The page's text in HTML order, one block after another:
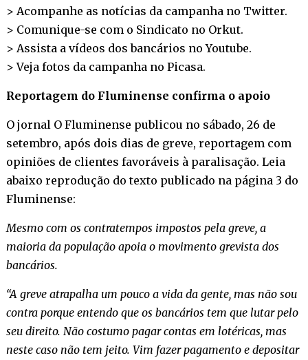
> Acompanhe as notícias da campanha no Twitter.
> Comunique-se com o Sindicato no Orkut.
> Assista a vídeos dos bancários noYoutube.
> Veja fotos da campanha no Picasa.
Reportagem do Fluminense confirma o apoio
O jornal O Fluminense publicou no sábado, 26 de
setembro, após dois dias de greve, reportagem com
opiniões de clientes favoráveis à paralisação. Leia
abaixo reprodução do texto publicado na página 3 do
Fluminense:
Mesmo com os contratempos impostos pela greve, a
maioria da população apoia o movimento grevista dos
bancários.
“A greve atrapalha um pouco a vida da gente, mas não sou
contra porque entendo que os bancários tem que lutar pelo
seu direito. Não costumo pagar contas em lotéricas, mas
neste caso não tem jeito. Vim fazer pagamento e depositar